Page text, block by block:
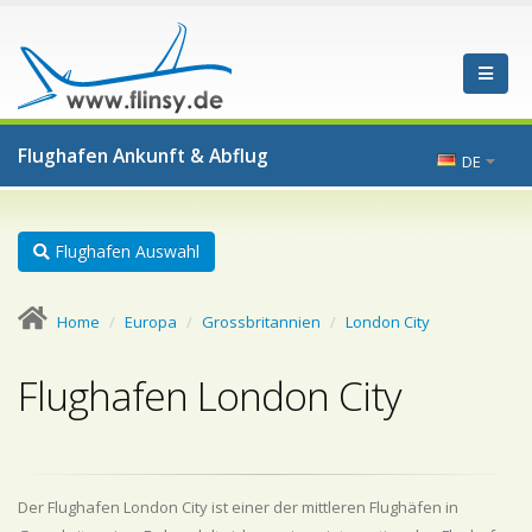
Flughafen Ankunft & Abflug DE
Flughafen Auswahl
Home Europa Grossbritannien London City
Flughafen London City
Der Flughafen London City ist einer der mittleren Flughäfen in